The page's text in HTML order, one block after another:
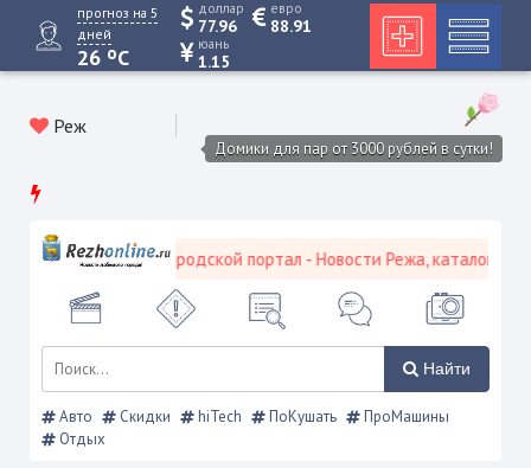
прогноз на 5
дней
26 oC
доллар
77.96
евро
88.91
юань
1.15
Реж
Домики для пар от 3000 рублей в сутки!
Режевской городской портал - Новости Режа, каталог
Найти
Авто Скидки hiTech ПоКушать
ПроМашины
Отдых